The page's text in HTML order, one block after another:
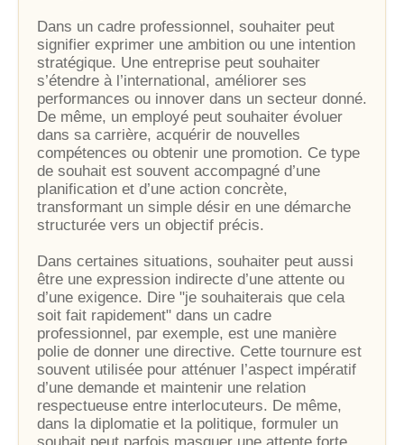
Dans un cadre professionnel, souhaiter peut
signifier exprimer une ambition ou une intention
stratégique. Une entreprise peut souhaiter
s’étendre à l’international, améliorer ses
performances ou innover dans un secteur donné.
De même, un employé peut souhaiter évoluer
dans sa carrière, acquérir de nouvelles
compétences ou obtenir une promotion. Ce type
de souhait est souvent accompagné d’une
planification et d’une action concrète,
transformant un simple désir en une démarche
structurée vers un objectif précis.
Dans certaines situations, souhaiter peut aussi
être une expression indirecte d’une attente ou
d’une exigence. Dire "je souhaiterais que cela
soit fait rapidement" dans un cadre
professionnel, par exemple, est une manière
polie de donner une directive. Cette tournure est
souvent utilisée pour atténuer l’aspect impératif
d’une demande et maintenir une relation
respectueuse entre interlocuteurs. De même,
dans la diplomatie et la politique, formuler un